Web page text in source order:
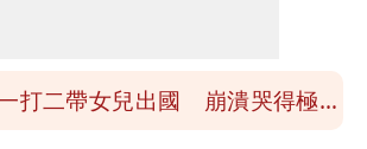
」
打二帶女兒出國 崩潰哭得極狼